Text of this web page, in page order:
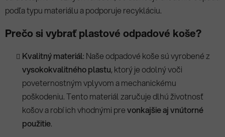
podľa typu materiálu a podporuje recykláciu.
Prečo si vybrať plastové odpadové koše?
Kvalitný materiál: Naše odpadové koše sú vyrobené z
vysokokvalitného plastu, ktorý je odolný voči
poveternostným vplyvom a mechanickému
poškodeniu. Tento materiál zaručuje dlhú životnosť
košov a robí ich vhodnými prevonkajšie aj vnútorné
použitie.